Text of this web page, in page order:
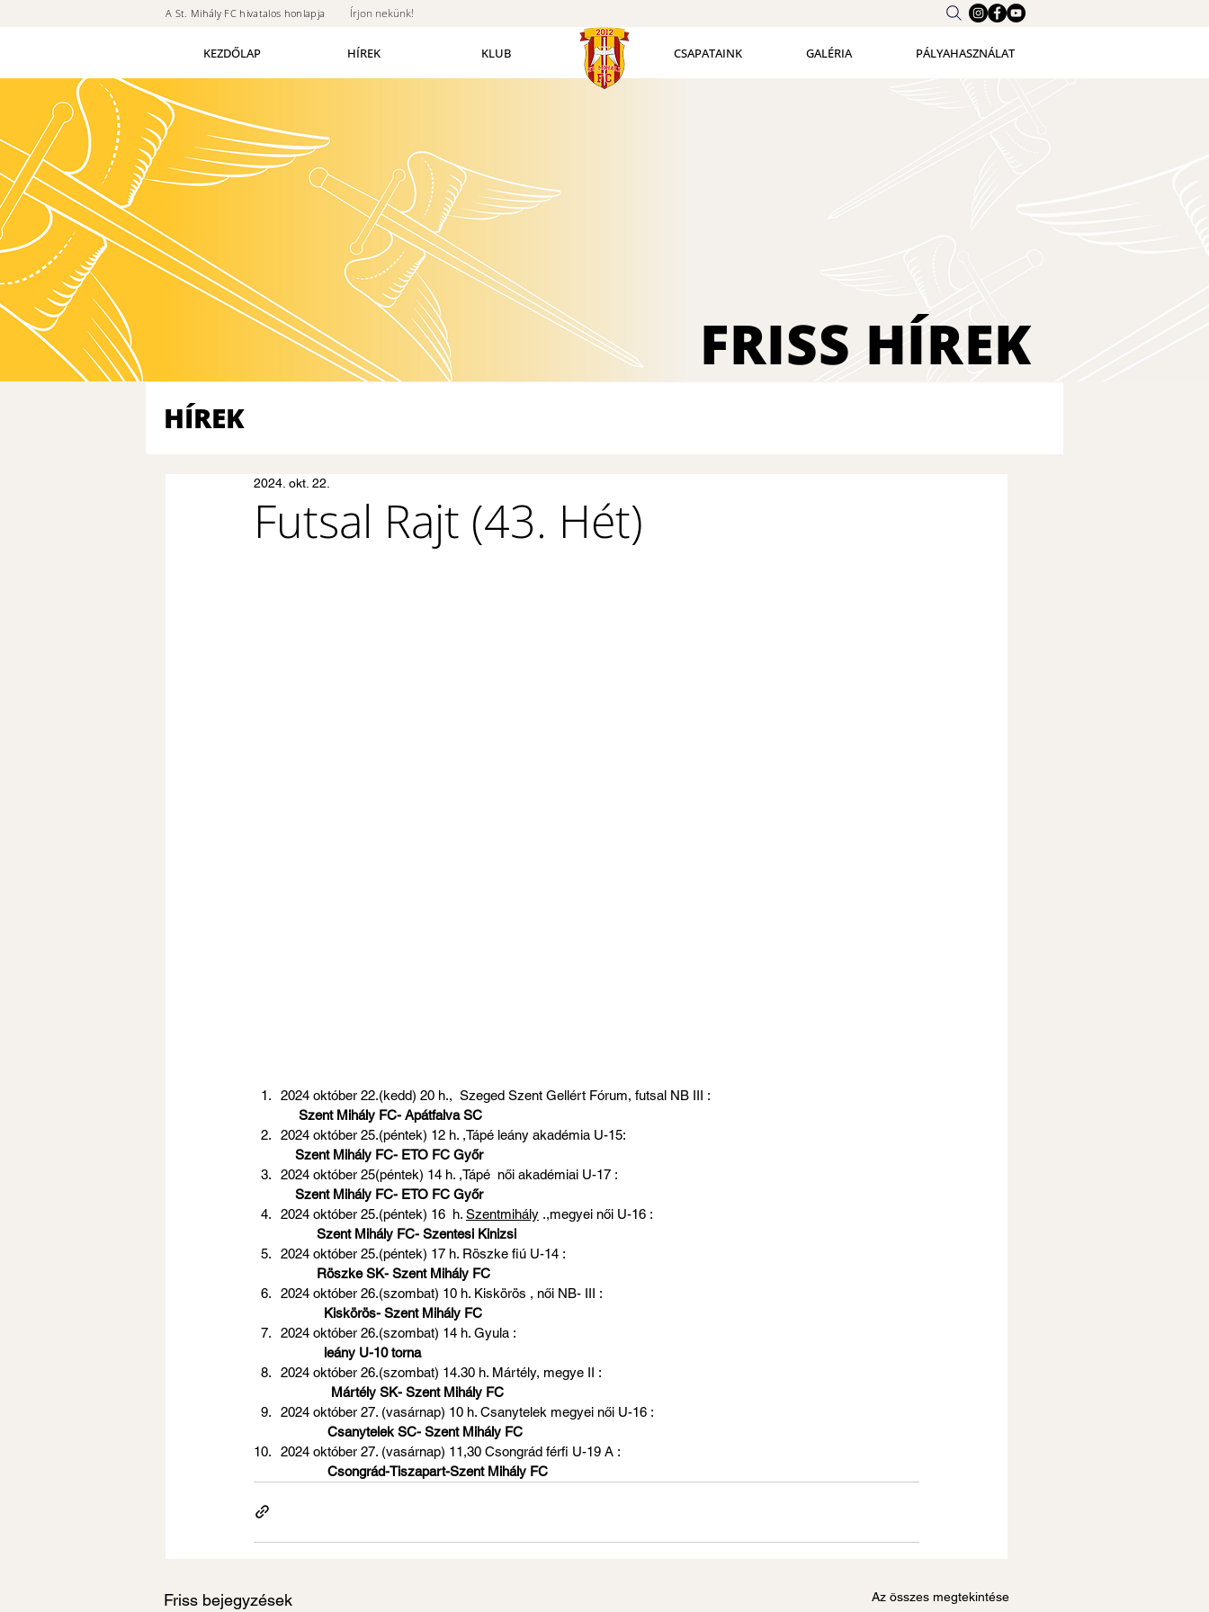
A St. Mihály FC hivatalos honlapja Írjon nekünk!
KEZDŐLAP HÍREK KLUB CSAPATAINK GALÉRIA PÁLYAHASZNÁLAT
FRISS HÍREK
HÍREK
Futsal Rajt (43. Hét)
2024. okt. 22.
2024 október 22.(kedd) 20 h.,  Szeged Szent Gellért Fórum, futsal NB III :
Szent Mihály FC- Apátfalva SC
2024 október 25.(péntek) 12 h. ,Tápé leány akadémia U-15:
Szent Mihály FC- ETO FC Győr
2024 október 25(péntek) 14 h. ,Tápé  női akadémiai U-17 :
Szent Mihály FC- ETO FC Győr
2024 október 25.(péntek) 16  h. Szentmihály .,megyei női U-16 :
Szent Mihály FC- Szentesi Kinizsi
2024 október 25.(péntek) 17 h. Röszke fiú U-14 :
Röszke SK- Szent Mihály FC
2024 október 26.(szombat) 10 h. Kiskörös , női NB- III :
Kiskörös- Szent Mihály FC
2024 október 26.(szombat) 14 h. Gyula :
leány U-10 torna
2024 október 26.(szombat) 14.30 h. Mártély, megye II :
Mártély SK- Szent Mihály FC
2024 október 27. (vasárnap) 10 h. Csanytelek megyei női U-16 :
Csanytelek SC- Szent Mihály FC
2024 október 27. (vasárnap) 11,30 Csongrád férfi U-19 A :
Csongrád-Tiszapart-Szent Mihály FC
Friss bejegyzések Az összes megtekintése